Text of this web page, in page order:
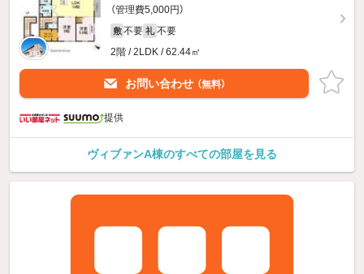
（管理費5,000円）
敷 不要 礼 不要
2階 / 2LDK / 62.44㎡
お問い合わせ （無料）
提供
ヴィブァンA棟のすべての部屋を見る